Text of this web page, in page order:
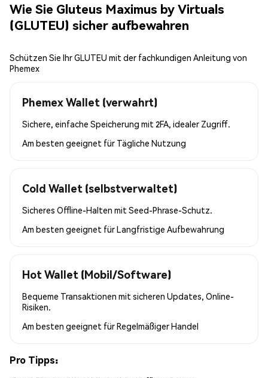
Wie Sie Gluteus Maximus by Virtuals
(GLUTEU) sicher aufbewahren
Schützen Sie Ihr GLUTEU mit der fachkundigen Anleitung von
Phemex
Phemex Wallet (verwahrt)
Sichere, einfache Speicherung mit 2FA, idealer Zugriff.
Am besten geeignet für Tägliche Nutzung
Cold Wallet (selbstverwaltet)
Sicheres Offline-Halten mit Seed-Phrase-Schutz.
Am besten geeignet fürLangfristige Aufbewahrung
Hot Wallet (Mobil/Software)
Bequeme Transaktionen mit sicheren Updates, Online-
Risiken.
Am besten geeignet fürRegelmäßiger Handel
Pro Tipps: